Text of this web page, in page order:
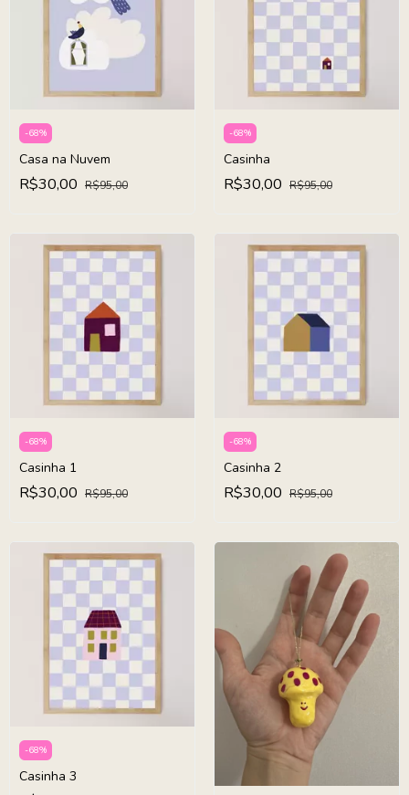
-68%
Casa na Nuvem
R$30,00 R$95,00
-68%
Casinha
R$30,00 R$95,00
-68%
Casinha 1
R$30,00 R$95,00
-68%
Casinha 2
R$30,00 R$95,00
-68%
Casinha 3